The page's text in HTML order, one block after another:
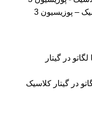
در گیتار کلاسیک